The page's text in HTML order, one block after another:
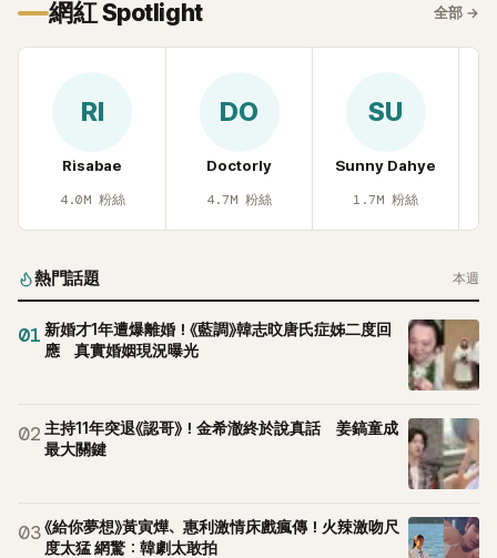
智英兩位女成員，以及張錫炫、Chris Kim 兩位男成員組成。不
過後來爆出長達四年的團內霸凌風波，甚至傳出徐智英母親對
藝圈。據悉，她當年能加入 S#arp，也與 李尚敏 的賞識有關。
目，她經營的 YouTube 頻道也即將突破百萬訂閱，近年內容深
受網友喜愛，再度迎來事業第二春。
網紅 Spotlight 全部 →
RI
Risabae
4.0M 粉絲
DO
Doctorly
4.7M 粉絲
SU
Sunny Dahye
1.7M 粉絲
熱門話題 本週
01 新婚才1年遭爆離婚！《藍調》韓志旼唐氏症姊二度回
應 真實婚姻現況曝光
02 主持11年突退《認哥》！金希澈終於說真話 姜鎬童成
最大關鍵
03《給你夢想》黃寅燁、惠利激情床戲瘋傳！火辣激吻尺
度太猛 網驚：韓劇太敢拍